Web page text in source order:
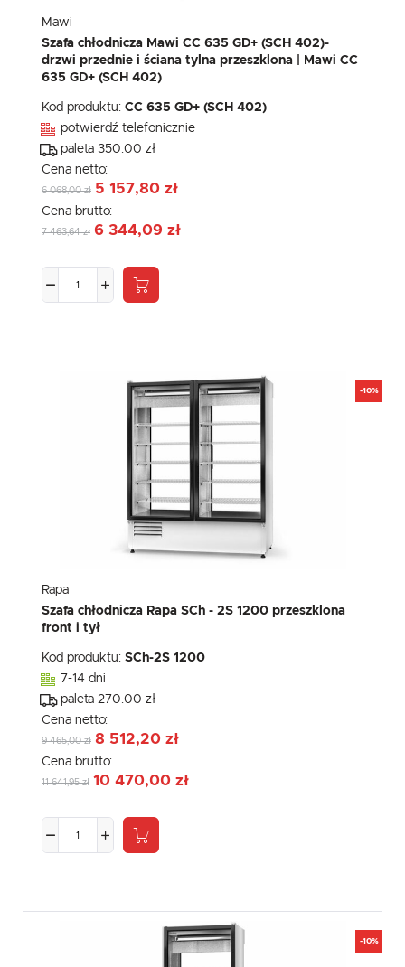
Mawi
Szafa chłodnicza Mawi CC 635 GD+ (SCH 402)-
drzwi przednie i ściana tylna przeszklona | Mawi CC
635 GD+ (SCH 402)
Kod produktu: CC 635 GD+ (SCH 402)
potwierdź telefonicznie
paleta 350.00 zł
Cena netto:
6 068,00 zł 5 157,80 zł
Cena brutto:
7 463,64 zł 6 344,09 zł
-10%
Rapa
Szafa chłodnicza Rapa SCh - 2S 1200 przeszklona
front i tył
Kod produktu: SCh-2S 1200
7-14 dni
paleta 270.00 zł
Cena netto:
9 465,00 zł 8 512,20 zł
Cena brutto:
11 641,95 zł 10 470,00 zł
-10%